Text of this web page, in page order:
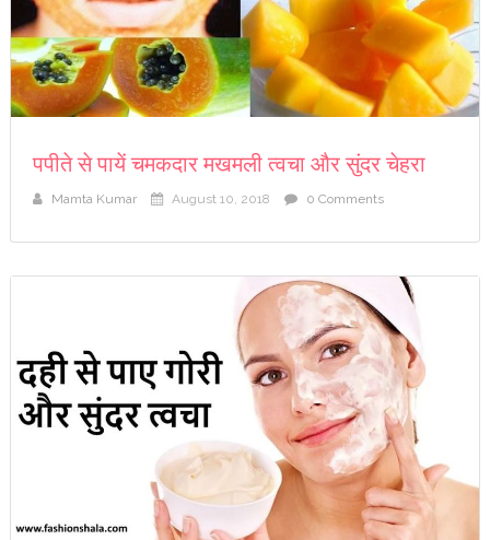
पपीते से पायें चमकदार मखमली त्वचा और सुंदर चेहरा
Mamta Kumar August 10, 2018 0 Comments